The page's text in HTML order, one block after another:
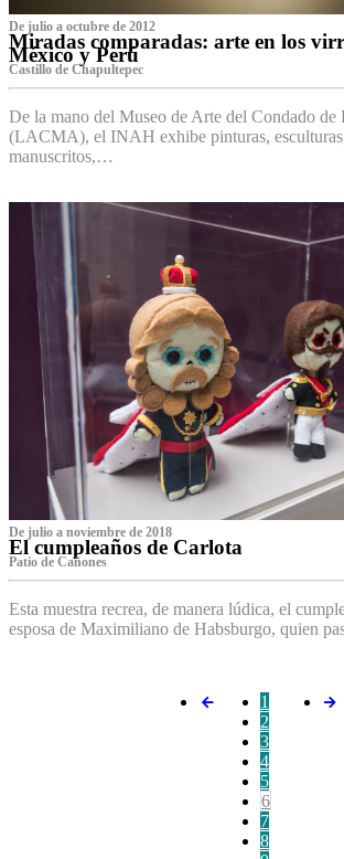
De julio a octubre de 2012
Miradas comparadas: arte en los
México y Perú
Castillo de Chapultepec
De la mano del Museo de Arte del Condado de
(LACMA), el INAH exhibe pinturas,
manuscritos,…
De julio a noviembre de 2018
El cumpleaños de Carlota
Patio de Cañones
Esta muestra recrea, de manera lúdica, el
esposa de Maximiliano de Habsburgo, quien
1
2
3
4
5
6
7
8